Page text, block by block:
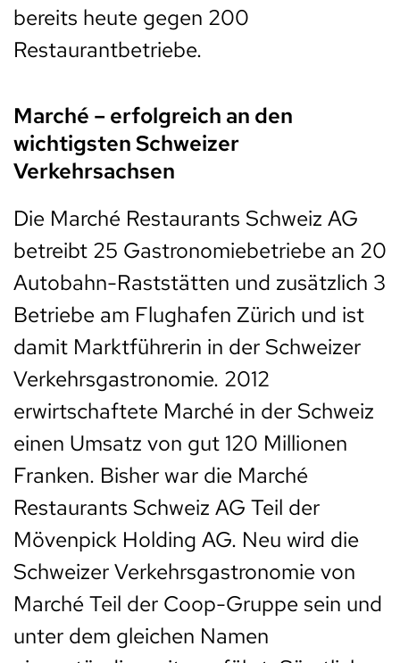
bereits heute gegen 200
Restaurantbetriebe.
Marché – erfolgreich an den
wichtigsten Schweizer
Verkehrsachsen
Die Marché Restaurants Schweiz AG
betreibt 25 Gastronomiebetriebe an 20
Autobahn-Raststätten und zusätzlich 3
Betriebe am Flughafen Zürich und ist
damit Marktführerin in der Schweizer
Verkehrsgastronomie. 2012
erwirtschaftete Marché in der Schweiz
einen Umsatz von gut 120 Millionen
Franken. Bisher war die Marché
Restaurants Schweiz AG Teil der
Mövenpick Holding AG. Neu wird die
Schweizer Verkehrsgastronomie von
Marché Teil der Coop-Gruppe sein und
unter dem gleichen Namen